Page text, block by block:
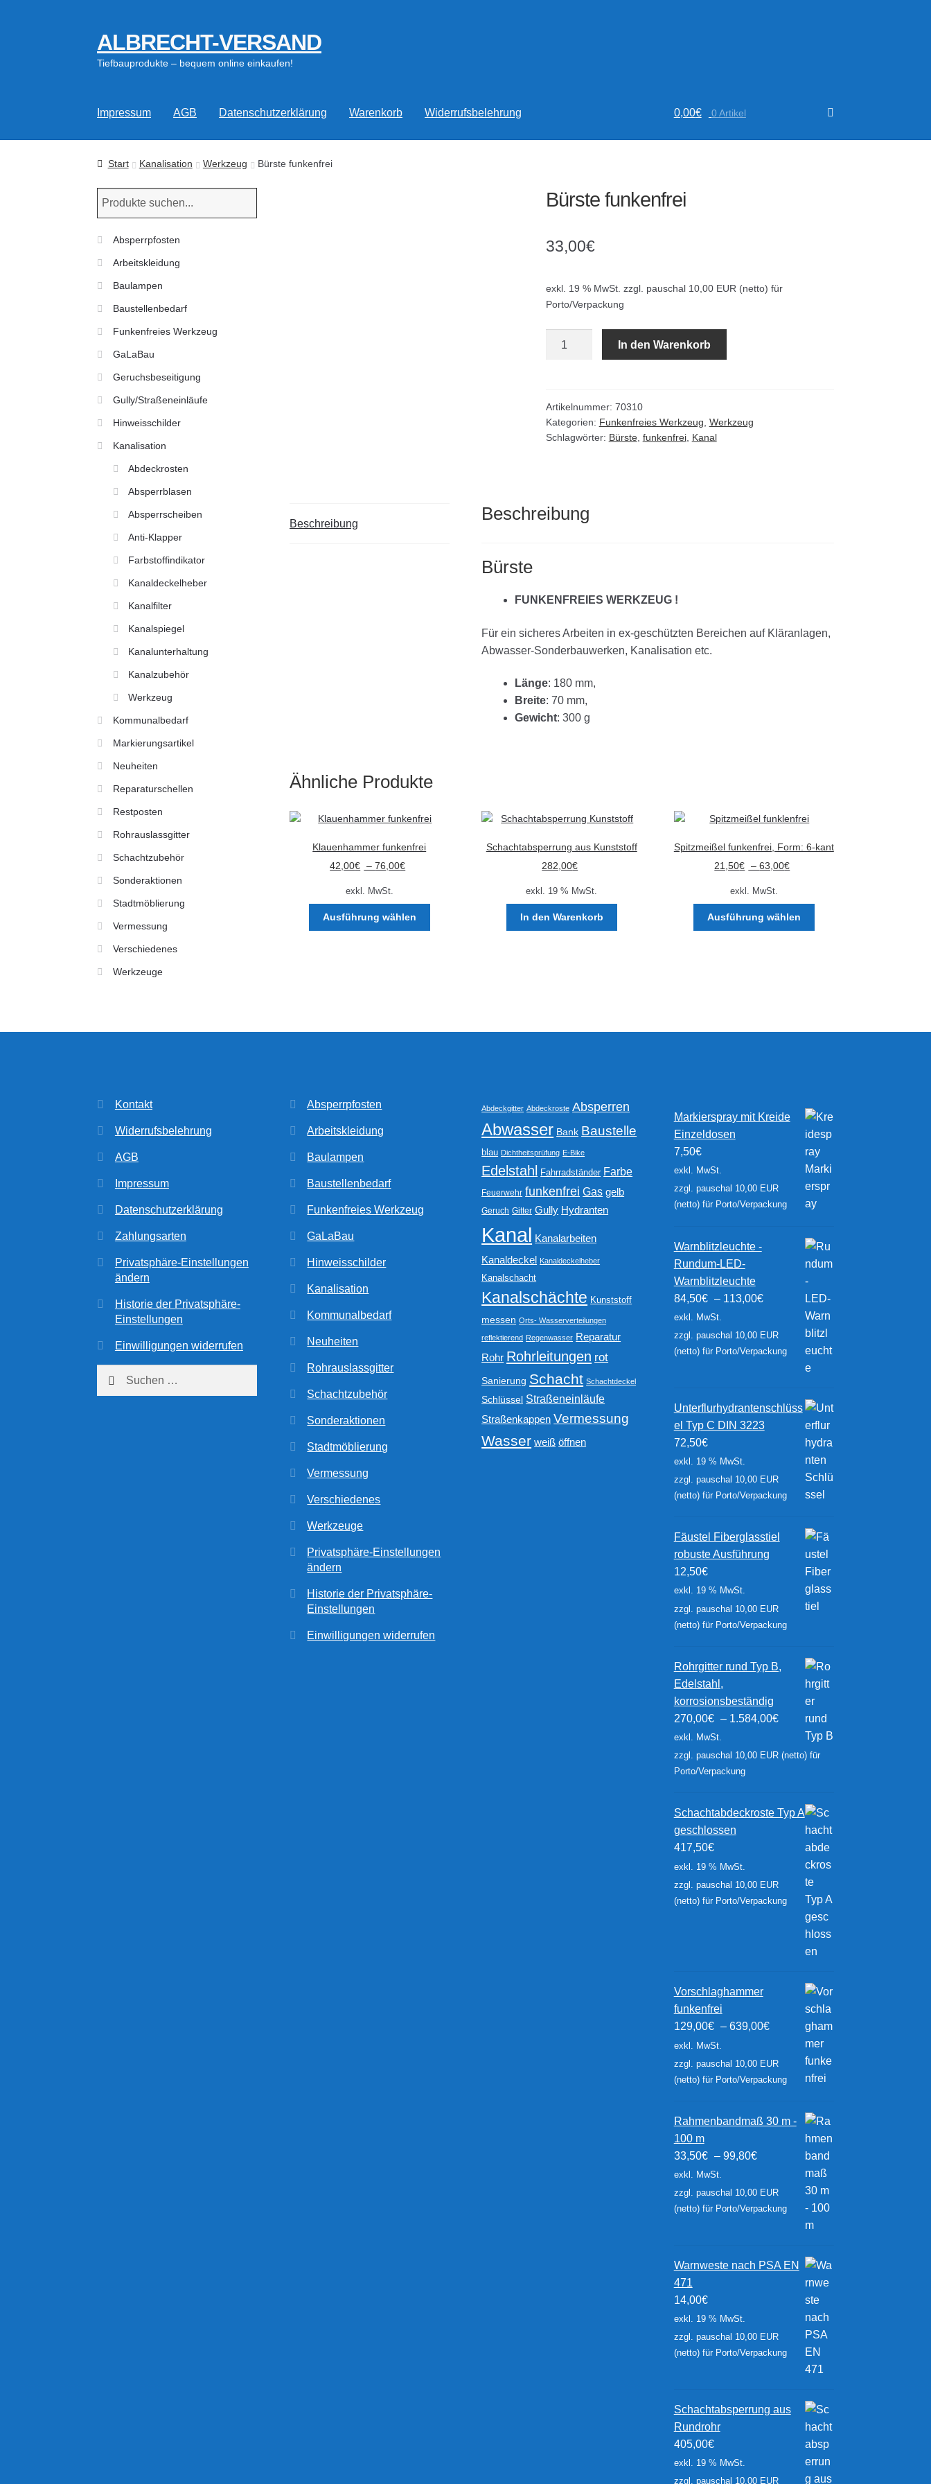
Zur
Navigation
springen
Zum
Inhalt
springen
ALBRECHT-VERSAND
Tiefbauprodukte – bequem online einkaufen!
Impressum AGB Datenschutzerklärung Warenkorb Widerrufsbelehrung 0,00€ 0 Artikel
Start Kanalisation Werkzeug Bürste funkenfrei
Bürste funkenfrei
33,00€
exkl. 19 % MwSt. zzgl. pauschal 10,00 EUR (netto) für
Porto/Verpackung
In den Warenkorb
Artikelnummer: 70310
Kategorien: Funkenfreies Werkzeug, Werkzeug
Schlagwörter: Bürste, funkenfrei, Kanal
Beschreibung
Beschreibung
Bürste
FUNKENFREIES WERKZEUG !
Für ein sicheres Arbeiten in ex-geschützten Bereichen auf Kläranlagen,
Abwasser-Sonderbauwerken, Kanalisation etc.
Länge: 180 mm,
Breite: 70 mm,
Gewicht: 300 g
Ähnliche Produkte
Klauenhammer funkenfrei
42,00€ –76,00€
exkl. MwSt.
Ausführung wählen
können
Schachtabsperrung aus Kunststoff
282,00€
exkl. 19 % MwSt.
In den Warenkorb
Spitzmeißel funkenfrei, Form: 6-kant
21,50€ –63,00€
exkl. MwSt.
Ausführung wählen
können
werden
Absperrpfosten
Arbeitskleidung
Baulampen
Baustellenbedarf
Funkenfreies Werkzeug
GaLaBau
Geruchsbeseitigung
Gully/Straßeneinläufe
Hinweisschilder
Kanalisation
Abdeckrosten
Absperrblasen
Absperrscheiben
Anti-Klapper
Farbstoffindikator
Kanaldeckelheber
Kanalfilter
Kanalspiegel
Kanalunterhaltung
Kanalzubehör
Werkzeug
Kommunalbedarf
Markierungsartikel
Neuheiten
Reparaturschellen
Restposten
Rohrauslassgitter
Schachtzubehör
Sonderaktionen
Stadtmöblierung
Vermessung
Verschiedenes
Werkzeuge
Kontakt
Widerrufsbelehrung
AGB
Impressum
Datenschutzerklärung
Zahlungsarten
Privatsphäre-Einstellungen
ändern
Historie der Privatsphäre-
Einstellungen
Einwilligungen widerrufen
Absperrpfosten
Arbeitskleidung
Baulampen
Baustellenbedarf
Funkenfreies Werkzeug
GaLaBau
Hinweisschilder
Kanalisation
Kommunalbedarf
Neuheiten
Rohrauslassgitter
Schachtzubehör
Sonderaktionen
Stadtmöblierung
Vermessung
Verschiedenes
Werkzeuge
Privatsphäre-Einstellungen
ändern
Historie der Privatsphäre-
Einstellungen
Einwilligungen widerrufen
Abdeckgitter Abdeckroste Absperren
Abwasser Bank Baustelle
blau Dichtheitsprüfung E-Bike
Edelstahl Fahrradständer Farbe
Feuerwehr funkenfrei Gas gelb
Geruch Gitter Gully Hydranten
Kanal Kanalarbeiten
Kanaldeckel Kanaldeckelheber
Kanalschacht
Kanalschächte Kunststoff
messen Orts- Wasserverteilungen
reflektierend Regenwasser Reparatur
Rohr Rohrleitungen rot
Sanierung Schacht Schachtdeckel
Schlüssel Straßeneinläufe
Straßenkappen Vermessung
Wasser weiß öffnen
Markierspray mit Kreide
Einzeldosen
7,50€
exkl. MwSt.
zzgl. pauschal 10,00 EUR
(netto) für Porto/Verpackung
Warnblitzleuchte -
Rundum-LED-
Warnblitzleuchte
84,50€ – 113,00€
exkl. MwSt.
zzgl. pauschal 10,00 EUR
(netto) für Porto/Verpackung
Unterflurhydrantenschlüss
el Typ C DIN 3223
72,50€
exkl. 19 % MwSt.
zzgl. pauschal 10,00 EUR
(netto) für Porto/Verpackung
Fäustel Fiberglasstiel
robuste Ausführung
12,50€
exkl. 19 % MwSt.
zzgl. pauschal 10,00 EUR
(netto) für Porto/Verpackung
Rohrgitter rund Typ B,
Edelstahl,
korrosionsbeständig
270,00€ – 1.584,00€
exkl. MwSt.
zzgl. pauschal 10,00 EUR (netto) für
Porto/Verpackung
Schachtabdeckroste Typ A
geschlossen
417,50€
exkl. 19 % MwSt.
zzgl. pauschal 10,00 EUR
(netto) für Porto/Verpackung
Vorschlaghammer
funkenfrei
129,00€ – 639,00€
exkl. MwSt.
zzgl. pauschal 10,00 EUR
(netto) für Porto/Verpackung
Rahmenbandmaß 30 m -
100 m
33,50€ – 99,80€
exkl. MwSt.
zzgl. pauschal 10,00 EUR
(netto) für Porto/Verpackung
Warnweste nach PSA EN
471
14,00€
exkl. 19 % MwSt.
zzgl. pauschal 10,00 EUR
(netto) für Porto/Verpackung
Schachtabsperrung aus
Rundrohr
405,00€
exkl. 19 % MwSt.
zzgl. pauschal 10,00 EUR